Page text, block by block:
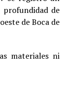
de
de Boca de
materiales ni